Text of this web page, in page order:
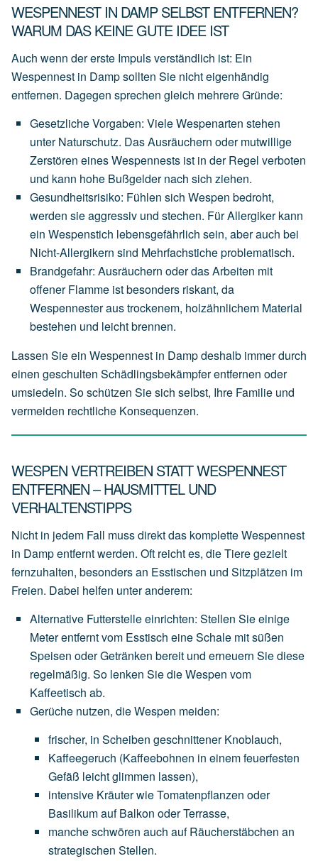
WESPENNEST IN DAMP SELBST ENTFERNEN?
WARUM DAS KEINE GUTE IDEE IST
Auch wenn der erste Impuls verständlich ist: Ein
Wespennest in Damp sollten Sie nicht eigenhändig
entfernen. Dagegen sprechen gleich mehrere Gründe:
Gesetzliche Vorgaben: VieleWespenarten stehen
unter Naturschutz. DasAusräuchern oder mutwillige
Zerstören einesWespennests ist in der Regel verboten
und kann hohe Bußgelder nach sich ziehen.
Gesundheitsrisiko: Fühlen sich Wespen bedroht,
werden sieaggressiv und stechen. FürAllergiker kann
ein Wespenstich lebensgefährlich sein, aberauch bei
Nicht-Allergikern sind Mehrfachsticheproblematisch.
Brandgefahr: Ausräuchern oderdasArbeiten mit
offener Flamme istbesonders riskant, da
Wespennesteraustrockenem, holzähnlichem Material
bestehen und leichtbrennen.
Lassen Sie ein Wespennest in Damp deshalb immer durch
einen geschulten Schädlingsbekämpfer entfernen oder
umsiedeln. So schützen Sie sich selbst, Ihre Familie und
vermeiden rechtliche Konsequenzen.
WESPEN VERTREIBEN STATT WESPENNEST
ENTFERNEN – HAUSMITTEL UND
VERHALTENSTIPPS
Nicht in jedem Fall muss direkt das komplette Wespennest
in Damp entfernt werden. Oft reicht es, die Tiere gezielt
fernzuhalten, besonders an Esstischen und Sitzplätzen im
Freien. Dabei helfen unter anderem:
Alternative Futterstelle einrichten: Stellen Sieeinige
Meterentferntvom Esstisch eineSchale mitsüßen
Speisen oderGetränken bereit und erneuern Siediese
regelmäßig. So lenken SiedieWespen vom
Kaffeetisch ab.
Gerüche nutzen, die Wespen meiden:
frischer, in Scheiben geschnittener Knoblauch,
Kaffeegeruch (Kaffeebohnen in einemfeuerfesten
Gefäß leichtglimmen lassen),
intensive KräuterwieTomatenpflanzen oder
Basilikumauf Balkon oderTerrasse,
mancheschwören auch auf Räucherstäbchen an
strategischen Stellen.